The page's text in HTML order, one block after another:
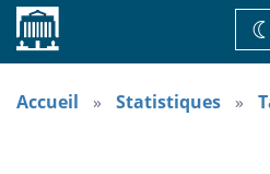
Accueil
Accueil Statistiques